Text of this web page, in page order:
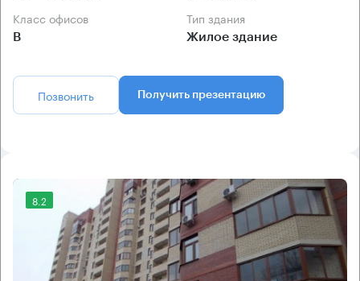
Класс офисов
B
Тип здания
Жилое здание
Позвонить Получить презентацию
8.2